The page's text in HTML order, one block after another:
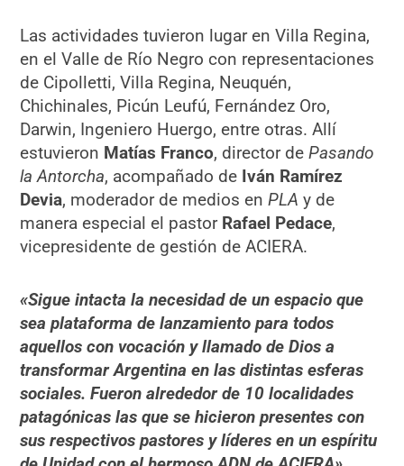
Las actividades tuvieron lugar en Villa Regina,
en el Valle de Río Negro con representaciones
de Cipolletti, Villa Regina, Neuquén,
Chichinales, Picún Leufú, Fernández Oro,
Darwin, Ingeniero Huergo, entre otras. Allí
estuvieron Matías Franco, director dePasando
la Antorcha, acompañado de Iván Ramírez
Devia, moderador de medios enPLA y de
manera especial el pastor Rafael Pedace,
vicepresidente de gestión de ACIERA.
«Sigue intacta la necesidad de un espacio que
sea plataforma de lanzamiento para todos
aquellos con vocación y llamado de Dios a
transformar Argentina en las distintas esferas
sociales. Fueron alrededor de 10 localidades
patagónicas las que se hicieron presentes con
sus respectivos pastores y líderes en un espíritu